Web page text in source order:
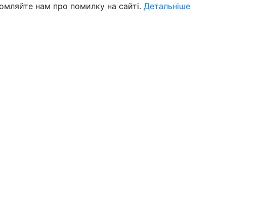
нам про помилку на сайті. Детальніше